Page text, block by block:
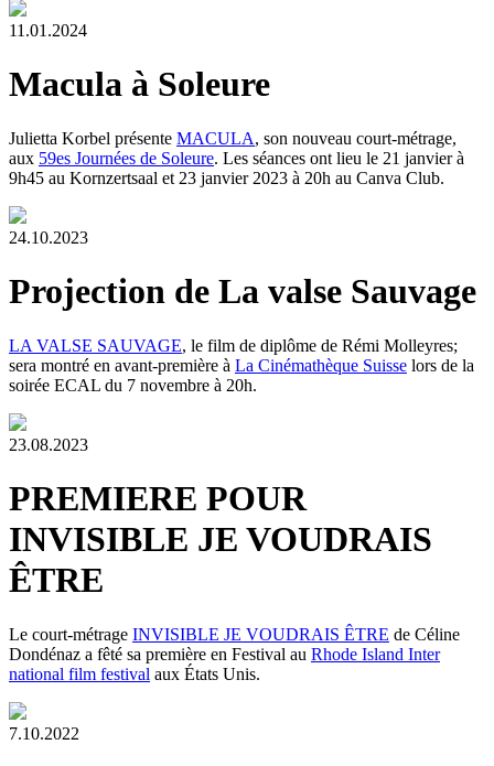
11.01.2024
Macula à Soleure
Julietta Korbel présente MACULA, son nouveau court-métrage,
aux 59es Journées de Soleure. Les séances ont lieu le 21 janvier à
9h45 au Kornzertsaal et 23 janvier 2023 à 20h au Canva Club.
24.10.2023
Projection de La valse Sauvage
LA VALSE SAUVAGE, le film de diplôme de Rémi Molleyres;
sera montré en avant-première à La Cinémathèque Suisse lors de la
soirée ECAL du 7 novembre à 20h.
23.08.2023
PREMIERE POUR
INVISIBLE JE VOUDRAIS
ÊTRE
Le court-métrage INVISIBLE JE VOUDRAIS ÊTRE de Céline
Dondénaz a fêté sa première en Festival au Rhode Island Inter
national film festival aux États Unis.
7.10.2022